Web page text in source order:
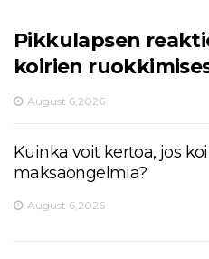
Pikkulapsen
koirien
August 6,2026
Kuinka voit kertoa, jos
maksaongelmia?
August 6,2026